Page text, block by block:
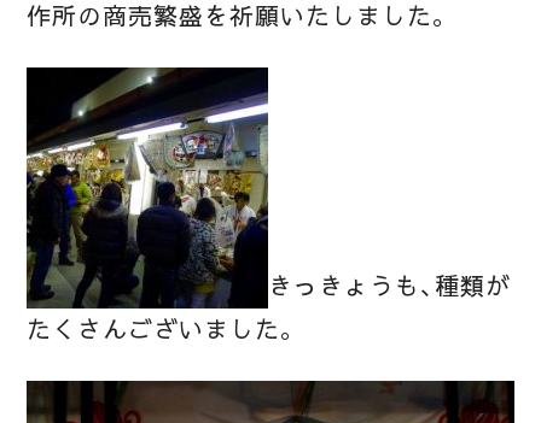
作所の商売繁盛を祈願いたしました。
きっきょうも、種類が
たくさんございました。